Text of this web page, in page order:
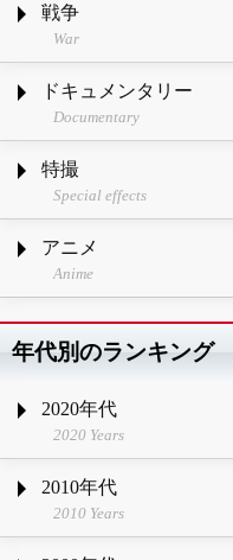
戦争
War
ドキュメンタリー
Documentary
特撮
Special effects
アニメ
Anime
年代別のランキング
2020年代
2020 Years
2010年代
2010 Years